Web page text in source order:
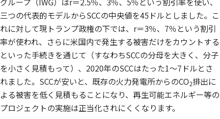
三つの代表的モデルからSCCの中央値を45ドルとしました。こ
れに対して現トランプ政権の下では、 r＝3％、7％という割引
率が使われ、さらに米国内で発生する被害だけをカウントする
といった手続きを通じて（すなわちSCCの分母を大きく、分子
を小さく見積もって）、2020年のSCCはたった1～7ドルとさ
れました。SCCが安いと、既存の火力発電所からのCO2排出に
よる被害を低く見積もることになり、再生可能エネルギー等の
プロジェクトの実施は正当化されにくくなります。